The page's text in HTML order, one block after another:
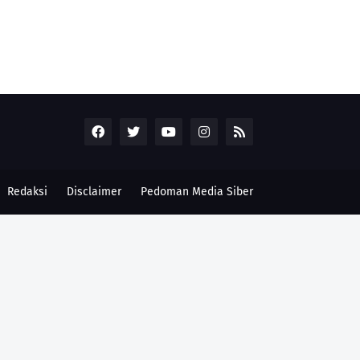
Redaksi Disclaimer Pedoman Media Siber